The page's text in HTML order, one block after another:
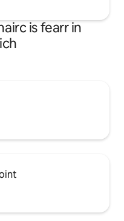
is fearr in